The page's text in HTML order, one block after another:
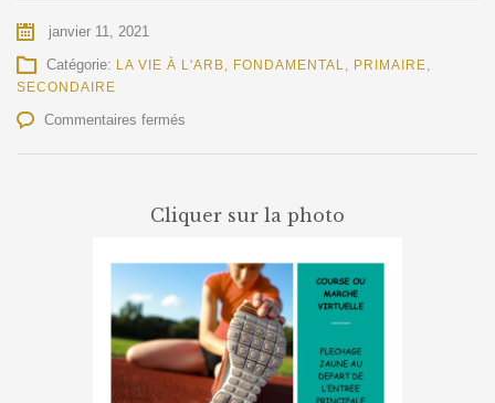
janvier 11, 2021
Catégorie: LA VIE À L'ARB, FONDAMENTAL, PRIMAIRE,
SECONDAIRE
Commentaires fermés
ROYAL
BINCHE
Cliquer sur la photo